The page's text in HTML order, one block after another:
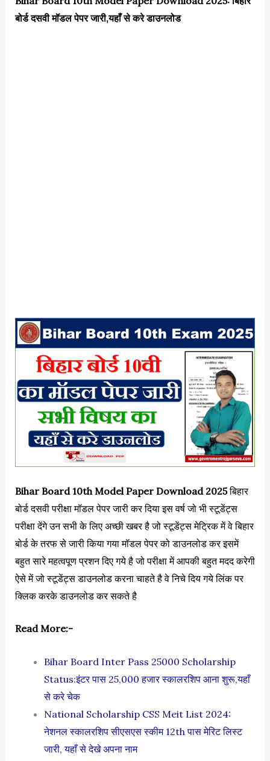
बोर्ड दसवी मॉडल पेपर जारी,यहाँ से करे डाउनलोड
Bihar Board 10th Model Paper Download 2025बिहार
बोर्ड दसवी परीक्षा मॉडल पेपर जारी कर दिया इस वर्ष जो भी स्टूडेंट्स
परीक्षा देंगे उन सभी के लिए अच्छी खबर है जो स्टूडेंट्स मेट्रिक में वे बिहार
बोर्ड के तरफ से जारी किया गया मॉडल पेपर को डाउनलोड कर इसमें
बहुत सारे महत्वपूण प्रशन दिए गये है जो परीक्षा में आपकी बहुत मदद करेगी
ऐसे में जो स्टूडेंट्स डाउनलोड करना चाहते है वे निचे दिय गये लिंक पर
क्लिक करके डाउनलोड कर सकते है
Read More:-
Bihar Board Inter Pass 25000 Scholarship
Status:इंटर पास 25,000 हजार स्कालरशिप आना शुरू,यहाँ
से करे चेक
National Scholarship CSS Meit List 2024:
नेशनल स्कालरशिप सीएसएस स्कीम 12th पास मेरिट लिस्ट
जारी, यहाँ से देखे अपना नाम